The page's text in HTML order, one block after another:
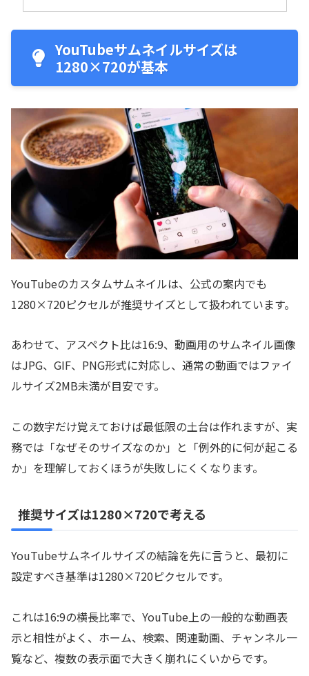
YouTubeサムネイルサイズは
1280×720が基本
YouTubeのカスタムサムネイルは、公式の案内でも
1280×720ピクセルが推奨サイズとして扱われています。
あわせて、アスペクト比は16:9、動画用のサムネイル画像
はJPG、GIF、PNG形式に対応し、通常の動画ではファイ
ルサイズ2MB未満が目安です。
この数字だけ覚えておけば最低限の土台は作れますが、実
務では「なぜそのサイズなのか」と「例外的に何が起こる
か」を理解しておくほうが失敗しにくくなります。
推奨サイズは1280×720で考える
YouTubeサムネイルサイズの結論を先に言うと、最初に
設定すべき基準は1280×720ピクセルです。
これは16:9の横長比率で、YouTube上の一般的な動画表
示と相性がよく、ホーム、検索、関連動画、チャンネル一
覧など、複数の表示面で大きく崩れにくいからです。